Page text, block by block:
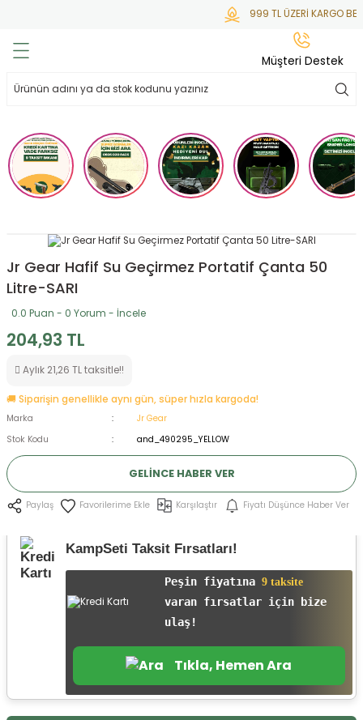
999 TL ÜZERİ KARGO
Mermisi
Jr Gear Hafif Su Geçirmez Portatif Çanta 50
Litre-SARI
0.0 Puan - 0 Yorum - İncele
204,93 TL
Aylık 21,26 TL taksitle!!
🚚 Siparişin genellikle aynı gün, süper hızla kargoda!
Marka
Jr Gear
Stok Kodu
and_490295_YELLOW
GELINCE HABER VER
Paylaş Karşılaştır Fiyatı Düşünce Haber Ver
KampSeti Taksit Fırsatları!
Peşin fiyatına 9 taksite
varan fırsatlar için bize
ulaş!
Tıkla, Hemen Ara